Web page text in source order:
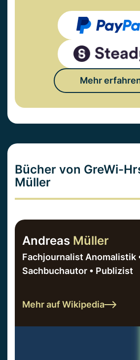
Mehr
Bücher von GreWi-
Müller
Andreas Müller
Fachjournalist Anomalistik
Sachbuchautor • Publizist
Mehr auf Wikipedia